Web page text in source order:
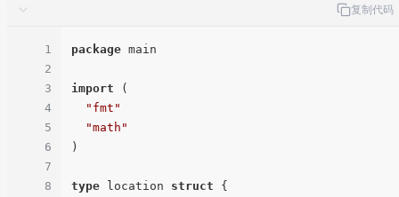
复制代码
1
2
3
4
5
6
7
8
package main
import (
"fmt"
"math"
)
type location struct {